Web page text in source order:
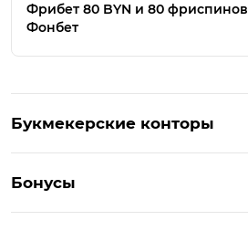
Фрибет 80 BYN и 80 фриспинов
Фонбет
Букмекерские конторы
Букмекеры на Андроид
Бонусы